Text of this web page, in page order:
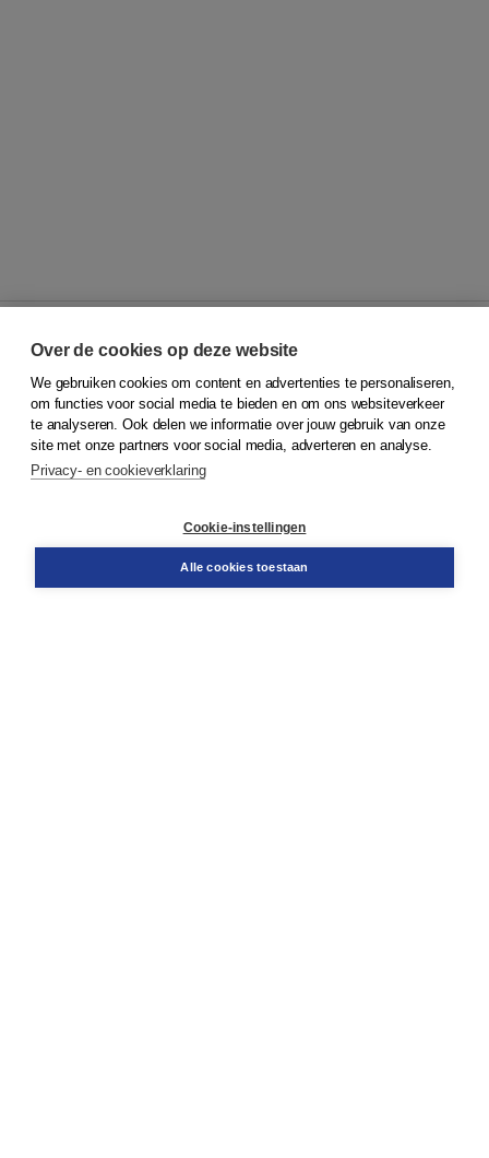
© 2026Koninklijke Boom uitgevers
Klantenservice
Service & informatie
Contact
Over de cookies op deze website
We gebruiken cookies om content en advertenties te personaliseren,
om functies voor social media te bieden en om ons websiteverkeer
te analyseren. Ook delen we informatie over jouw gebruik van onze
site met onze partners voor social media, adverteren en analyse.
Privacy- en cookieverklaring
Cookie-instellingen
Alle cookies toestaan